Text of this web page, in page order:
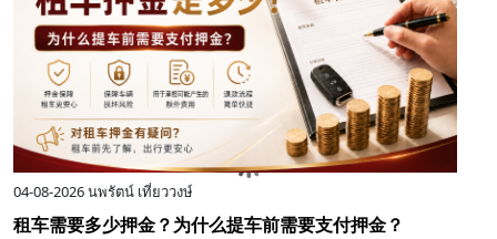
04-08-2026นพรัตน์ เที่ยววงษ์
租车需要多少押金？为什么提车前需要支付押金？